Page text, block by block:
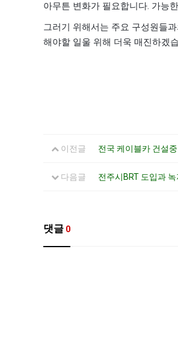
아무튼 변화가 필요합니다. 가능
그러기 위해서는 주요 구성원들
해야할 일울 위해 더욱 매진하겠
이전글 전국 케이블카 건설
다음글 전주시BRT 도입과
댓글 0